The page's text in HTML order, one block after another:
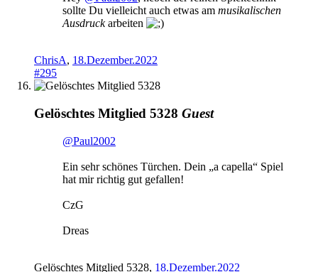
sollte Du vielleicht auch etwas am musikalischen
Ausdruckarbeiten
ChrisA, 18.Dezember.2022
#295
Gelöschtes Mitglied 5328 Guest
@Paul2002
Ein sehr schönes Türchen. Dein „a capella“ Spiel
hat mir richtig gut gefallen!
CzG
Dreas
Gelöschtes Mitglied 5328, 18.Dezember.2022